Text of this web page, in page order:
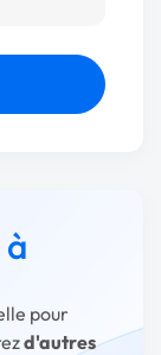
pour
d'autres